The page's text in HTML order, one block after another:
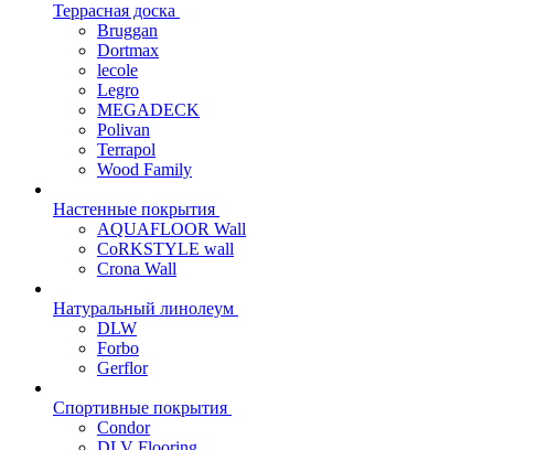
Террасная доска
Bruggan
Dortmax
lecole
Legro
MEGADECK
Polivan
Terrapol
Wood Family
Настенные покрытия
AQUAFLOOR Wall
CoRKSTYLE wall
Crona Wall
Натуральный линолеум
DLW
Forbo
Gerflor
Спортивные покрытия
Condor